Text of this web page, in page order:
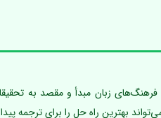
زبان مبدأ و مقصد به
بهترین راه حل را برای ترجمه